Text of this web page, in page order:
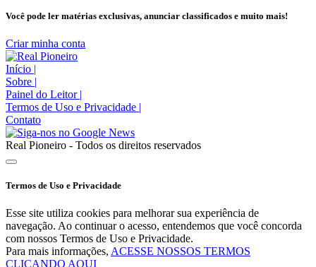
Você pode ler matérias exclusivas, anunciar classificados e muito mais!
Criar minha conta
Início |
Sobre |
Painel do Leitor |
Termos de Uso e Privacidade |
Contato
Real Pioneiro - Todos os direitos reservados
Termos de Uso e Privacidade
Esse site utiliza cookies para melhorar sua experiência de
navegação. Ao continuar o acesso, entendemos que você concorda
com nossos Termos de Uso e Privacidade.
Para mais informações, ACESSE NOSSOS TERMOS
CLICANDO AQUI